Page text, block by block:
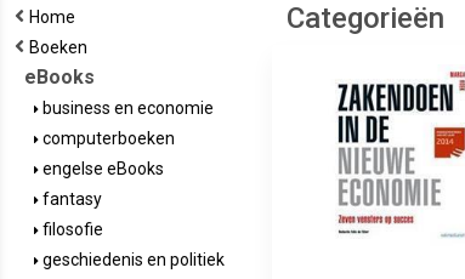
Home
Boeken
eBooks
business en economie
computerboeken
engelse eBooks
fantasy
filosofie
geschiedenis en politiek
Categorieën